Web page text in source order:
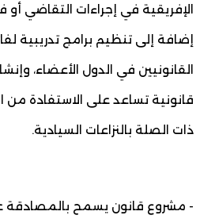
الإفريقية في إجراءات التقاضي
إضافة إلى تنظيم برامج تدريبية
القانونيين في الدول الأعضاء،
قانونية تساعد على الاستفادة من
ذات الصلة بالنزاعات السيادية.
- مشروع قانون يسمح بالمصادقة